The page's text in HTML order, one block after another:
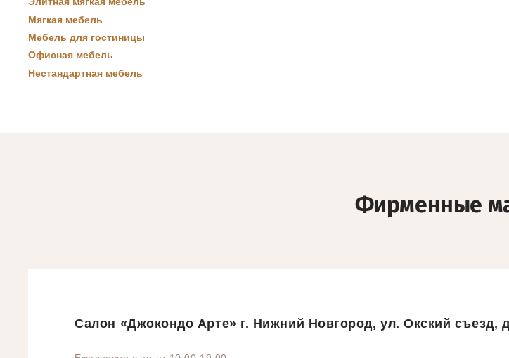
Мягкая мебель
Мебель для гостиницы
Офисная мебель
Нестандартная мебель
Фирменные
Салон «Джокондо Арте» г. Нижний Новгород, ул. Окский съезд,